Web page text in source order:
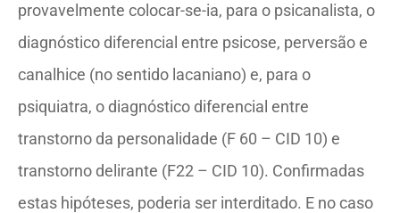
provavelmente colocar-se-ia, para o psicanalista, o
diagnóstico diferencial entre psicose, perversão e
canalhice (no sentido lacaniano) e, para o
psiquiatra, o diagnóstico diferencial entre
transtorno da personalidade (F 60 – CID 10) e
transtorno delirante (F22 – CID 10). Confirmadas
estas hipóteses, poderia ser interditado. E no caso